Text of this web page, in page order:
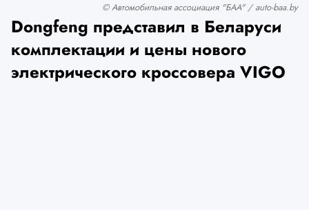
© Автомобильная ассоциация "БАА" / auto-baa.by
Dongfeng представил в Беларуси
комплектации и цены нового
электрического кроссовера VIGO